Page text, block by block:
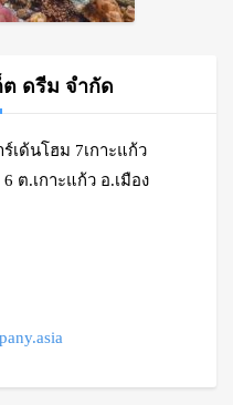
ดรีม จำกัด
เด้นโฮม 7เกาะแก้ว
ต.เกาะแก้ว อ.เมือง